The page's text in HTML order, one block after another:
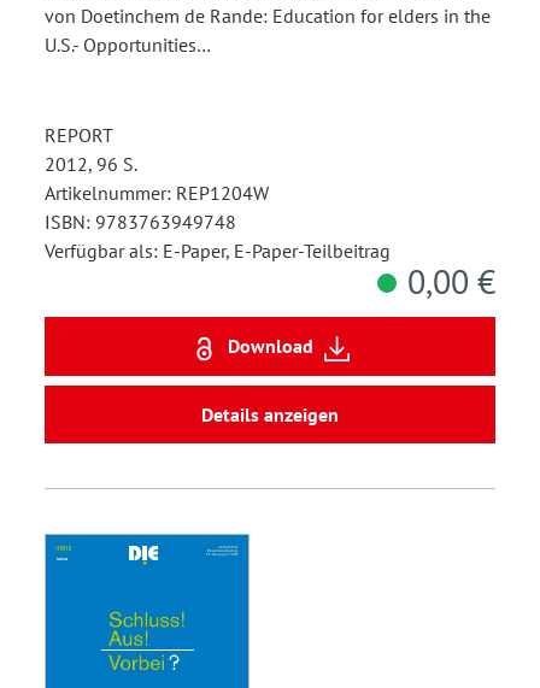
von Doetinchem de Rande: Education for elders in the
U.S.- Opportunities…
REPORT
2012, 96 S.
Artikelnummer: REP1204W
ISBN: 9783763949748
Verfügbar als: E-Paper, E-Paper-Teilbeitrag
0,00 €
Download
Details anzeigen